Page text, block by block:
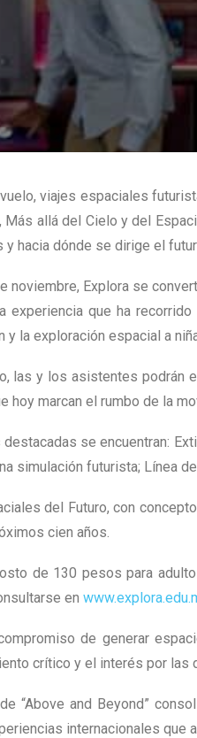
viajes espaciales
Más allá del Cielo y del
hacia dónde se dirige el
noviembre, Explora se
experiencia que ha
y la exploración espacial a
las y los asistentes podrán
hoy marcan el rumbo de la
se encuentran:
simulación futurista; Línea
del Futuro, con
cien años.
de 130 pesos para
en
de generar
crítico y el interés por las
“Above and Beyond”
internacionales que